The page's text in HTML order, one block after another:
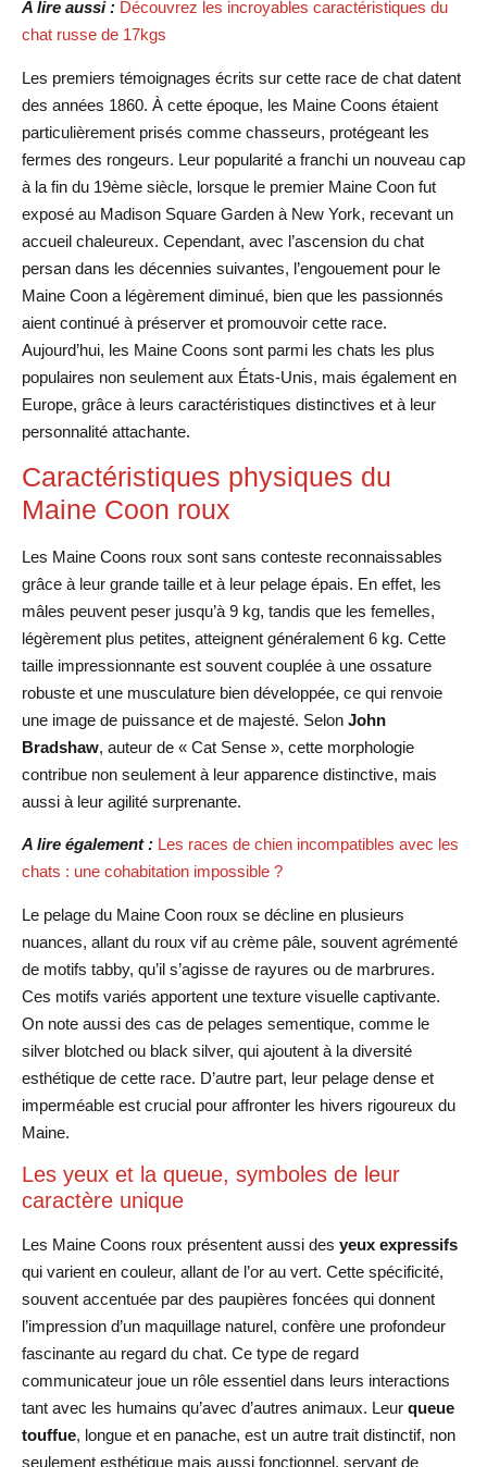
A lire aussi : Découvrez les incroyables caractéristiques du
chat russe de 17kgs
Les premiers témoignages écrits sur cette race de chat datent
des années 1860. À cette époque, les Maine Coons étaient
particulièrement prisés comme chasseurs, protégeant les
fermes des rongeurs. Leur popularité a franchi un nouveau cap
à la fin du 19ème siècle, lorsque le premier Maine Coon fut
exposé au Madison Square Garden à New York, recevant un
accueil chaleureux. Cependant, avec l’ascension du chat
persan dans les décennies suivantes, l’engouement pour le
Maine Coon a légèrement diminué, bien que les passionnés
aient continué à préserver et promouvoir cette race.
Aujourd’hui, les Maine Coons sont parmi les chats les plus
populaires non seulement aux États-Unis, mais également en
Europe, grâce à leurs caractéristiques distinctives et à leur
personnalité attachante.
Caractéristiques physiques du
Maine Coon roux
Les Maine Coons roux sont sans conteste reconnaissables
grâce à leur grande taille et à leur pelage épais. En effet, les
mâles peuvent peser jusqu’à 9 kg, tandis que les femelles,
légèrement plus petites, atteignent généralement 6 kg. Cette
taille impressionnante est souvent couplée à une ossature
robuste et une musculature bien développée, ce qui renvoie
une image de puissance et de majesté. Selon John
Bradshaw, auteur de « Cat Sense », cette morphologie
contribue non seulement à leur apparence distinctive, mais
aussi à leur agilité surprenante.
A lire également : Les races de chien incompatibles avec les
chats : une cohabitation impossible ?
Le pelage du Maine Coon roux se décline en plusieurs
nuances, allant du roux vif au crème pâle, souvent agrémenté
de motifs tabby, qu’il s’agisse de rayures ou de marbrures.
Ces motifs variés apportent une texture visuelle captivante.
On note aussi des cas de pelages sementique, comme le
silver blotched ou black silver, qui ajoutent à la diversité
esthétique de cette race. D’autre part, leur pelage dense et
imperméable est crucial pour affronter les hivers rigoureux du
Maine.
Les yeux et la queue, symboles de leur
caractère unique
Les Maine Coons roux présentent aussi des yeux expressifs
qui varient en couleur, allant de l’or au vert. Cette spécificité,
souvent accentuée par des paupières foncées qui donnent
l’impression d’un maquillage naturel, confère une profondeur
fascinante au regard du chat. Ce type de regard
communicateur joue un rôle essentiel dans leurs interactions
tant avec les humains qu’avec d’autres animaux. Leur queue
touffue, longue et en panache, est un autre trait distinctif, non
seulement esthétique mais aussi fonctionnel, servant de